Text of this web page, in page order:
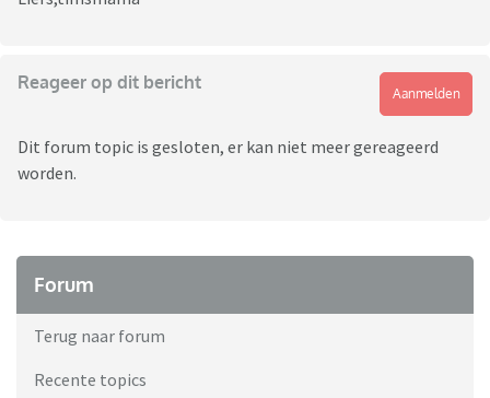
Reageer op dit bericht
Aanmelden
Dit forum topic is gesloten, er kan niet meer gereageerd
worden.
Forum
Terug naar forum
Recente topics